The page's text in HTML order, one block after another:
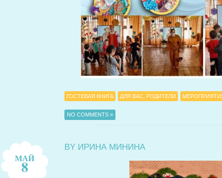
ГОСТЕВАЯ КНИГА ДЛЯ ВАС, РОДИТЕЛИ
NO COMMENTS »
МАЙ
8
BY ИРИНА МИНИНА